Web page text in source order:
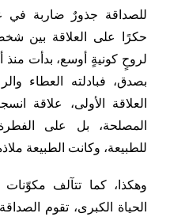
للصداقة جذورٌ ضاربة
حكرًا على العلاقة بين
لروحٍ كونيةٍ أوسع، بدأت منذ
بصدق، فبادلته العطاء
العلاقة الأولى، علاقة
المصلحة، بل على
للطبيعة، وكانت الطبيعة
وهكذا، كما تتآلف
الحياة الكبرى، تقوم